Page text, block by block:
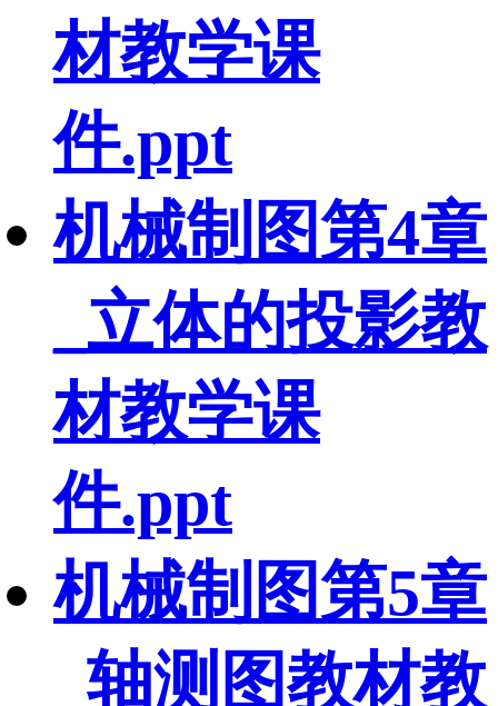
材教学课
件.ppt
机械制图第4章
_立体的投影教
材教学课
件.ppt
机械制图第5章
_轴测图教材教